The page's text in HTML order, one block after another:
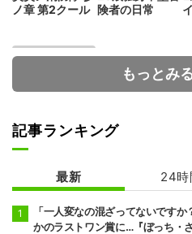
ノ章 第2クール 険者の日常
カヤちゃんはコ
ワくない
もっとみ
記事ランキング
最新 24時
「一人変なの混ざってないですか
かのラストワン賞に…『ぼっち・